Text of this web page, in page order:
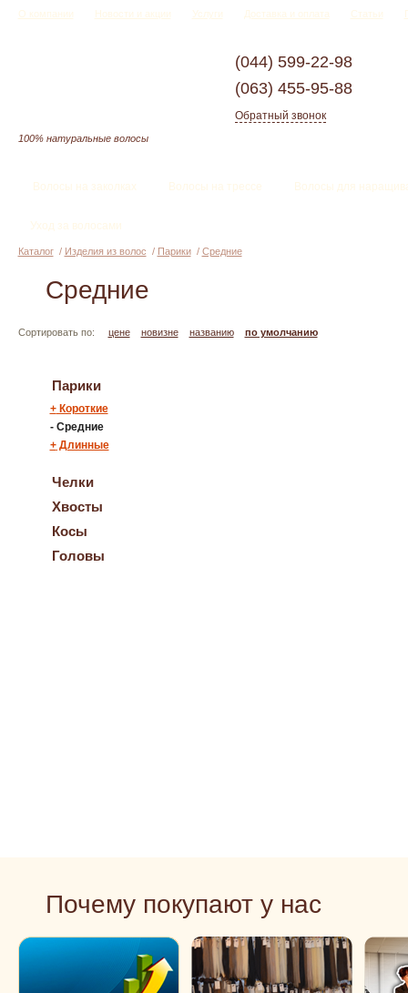
О компании Новости и акции Услуги Доставка и оплата Статьи
100% натуральные волосы
(044) 599-22-98
(063) 455-95-88
Обратный звонок
Волосы на заколках Волосы на трессе Волосы для
Уход за волосами
Каталог/ Изделия из волос / Парики/ Средние
Средние
Сортировать по: цене новизне названию по умолчанию
Парики
+Короткие
-Средние
+Длинные
Челки
Хвосты
Косы
Головы
Почему покупают у нас